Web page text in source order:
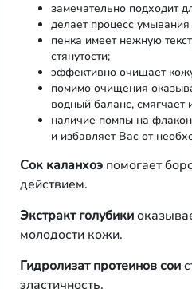
замечательно подходит
делает процесс
пенка имеет нежную
стянутости;
эффективно очищает
помимо очищения
водный баланс, смягчает
наличие помпы на
и избавляет Вас от
Сок каланхоэ помогает
действием.
Экстракт голубики
молодости кожи.
Гидролизат протеинов сои
эластичность.